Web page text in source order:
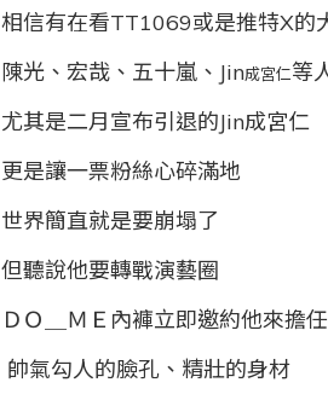
相信有在看TT1069或是推特X的
陳光、宏哉、五十嵐、Jin成宮仁等
尤其是二月宣布引退的Jin成宮仁
更是讓一票粉絲心碎滿地
世界簡直就是要崩塌了
但聽說他要轉戰演藝圈
ＤＯ＿ＭＥ內褲立即邀約他來擔
帥氣勾人的臉孔、精壯的身材